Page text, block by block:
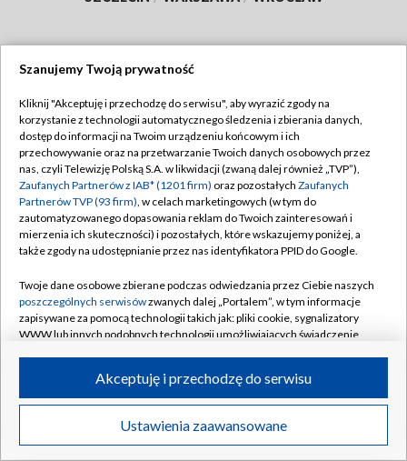
TVP
Abonament TVP
Emisja w TVP
Centrum informacji TVP
Naziemna Telewizja Cyfrowa
Rada Programowa
System NOS
Informacje o nadawcy
Program dla prasy
Ogłoszenie przetargowe
Regulamin TVP
Polityka prywatności
Moje zgody
Pomoc
Kontakt
Kanały
©2026 Telewizja Polska S.A. w likwidacji
Szanujemy Twoją prywatność
Kliknij "Akceptuję i przechodzę do serwisu", aby wyrazić zgody na
korzystanie z technologii automatycznego śledzenia i zbierania danych,
dostęp do informacji na Twoim urządzeniu końcowym i ich
przechowywanie oraz na przetwarzanie Twoich danych osobowych przez
nas, czyli Telewizję Polską S.A. w likwidacji (zwaną dalej również „TVP”),
Zaufanych Partnerów z IAB* (1201 firm) oraz pozostałych Zaufanych
Partnerów TVP (93 firm), w celach marketingowych (w tym do
zautomatyzowanego dopasowania reklam do Twoich zainteresowań i
mierzenia ich skuteczności) i pozostałych, które wskazujemy poniżej, a
także zgody na udostępnianie przez nas identyfikatora PPID do Google.
Twoje dane osobowe zbierane podczas odwiedzania przez Ciebie naszych
poszczególnych serwisówzwanych dalej „Portalem”, w tym informacje
zapisywane za pomocą technologii takich jak: pliki cookie, sygnalizatory
WWW lub innych podobnych technologii umożliwiających świadczenie
ruchu w Internecie.
Twoje dane osobowe zbierane podczas odwiedzania przez Ciebie
poszczególnych serwisówna Portalu, takie jak adresy IP, identyfikatory
Ustawienia zaawansowane
Akceptuję i przechodzę do serwisu